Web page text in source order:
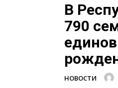
В
790
НОВОСТИ